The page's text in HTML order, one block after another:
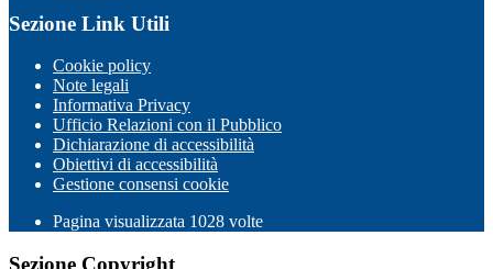
Sezione Link Utili
Cookie policy
Note legali
Informativa Privacy
Ufficio Relazioni con il Pubblico
Dichiarazione di accessibilità
Obiettivi di accessibilità
Gestione consensi cookie
Pagina visualizzata 1028 volte
Sezione Copyright